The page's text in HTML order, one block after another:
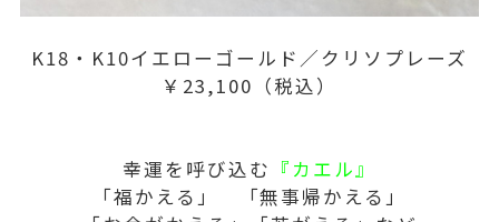
K18・K10イエローゴールド／クリソプレーズ
￥23,100（税込）
幸運を呼び込む 『カエル 』
「福かえる」 「無事帰かえる」